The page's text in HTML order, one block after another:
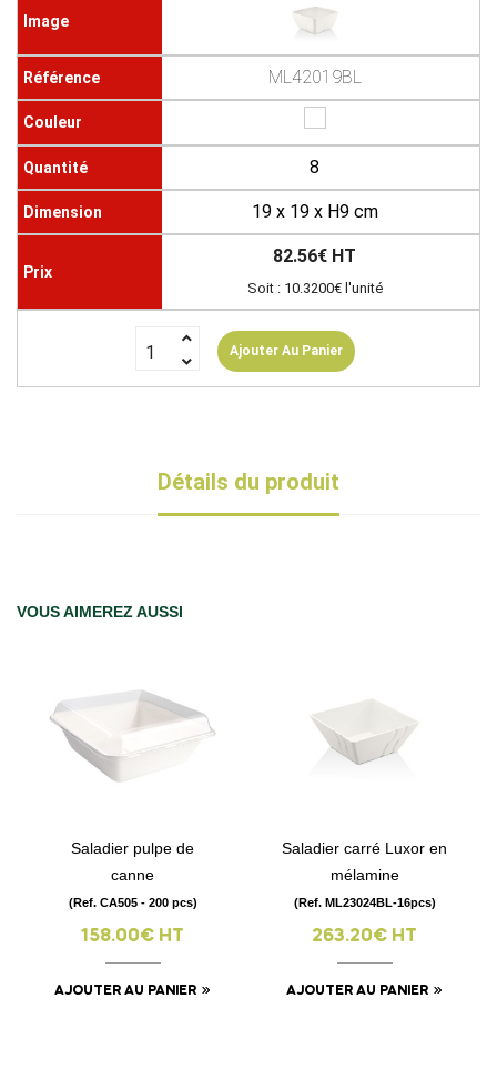
ML42019BL
8
19 x 19 x H9 cm
82.56€ HT
Soit : 10.3200€ l'unité
Ajouter Au Panier
Détails du produit
VOUS AIMEREZ AUSSI
Saladier pulpe de
canne
(Ref. CA505 - 200 pcs)
158.00€ HT
AJOUTER AU PANIER
Saladier carré Luxor en
mélamine
(Ref. ML23024BL-16pcs)
263.20€ HT
AJOUTER AU PANIER